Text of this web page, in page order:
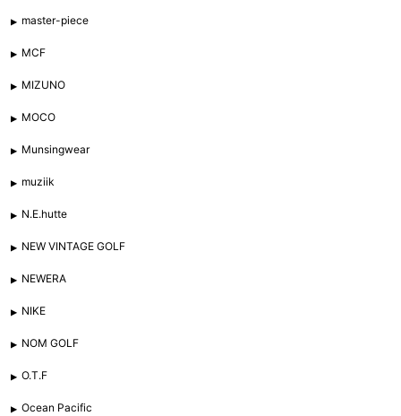
master-piece
MCF
MIZUNO
MOCO
Munsingwear
muziik
N.E.hutte
NEW VINTAGE GOLF
NEWERA
NIKE
NOM GOLF
O.T.F
Ocean Pacific